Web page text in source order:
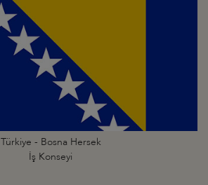
Türkiye - Bosna Hersek
İş Konseyi